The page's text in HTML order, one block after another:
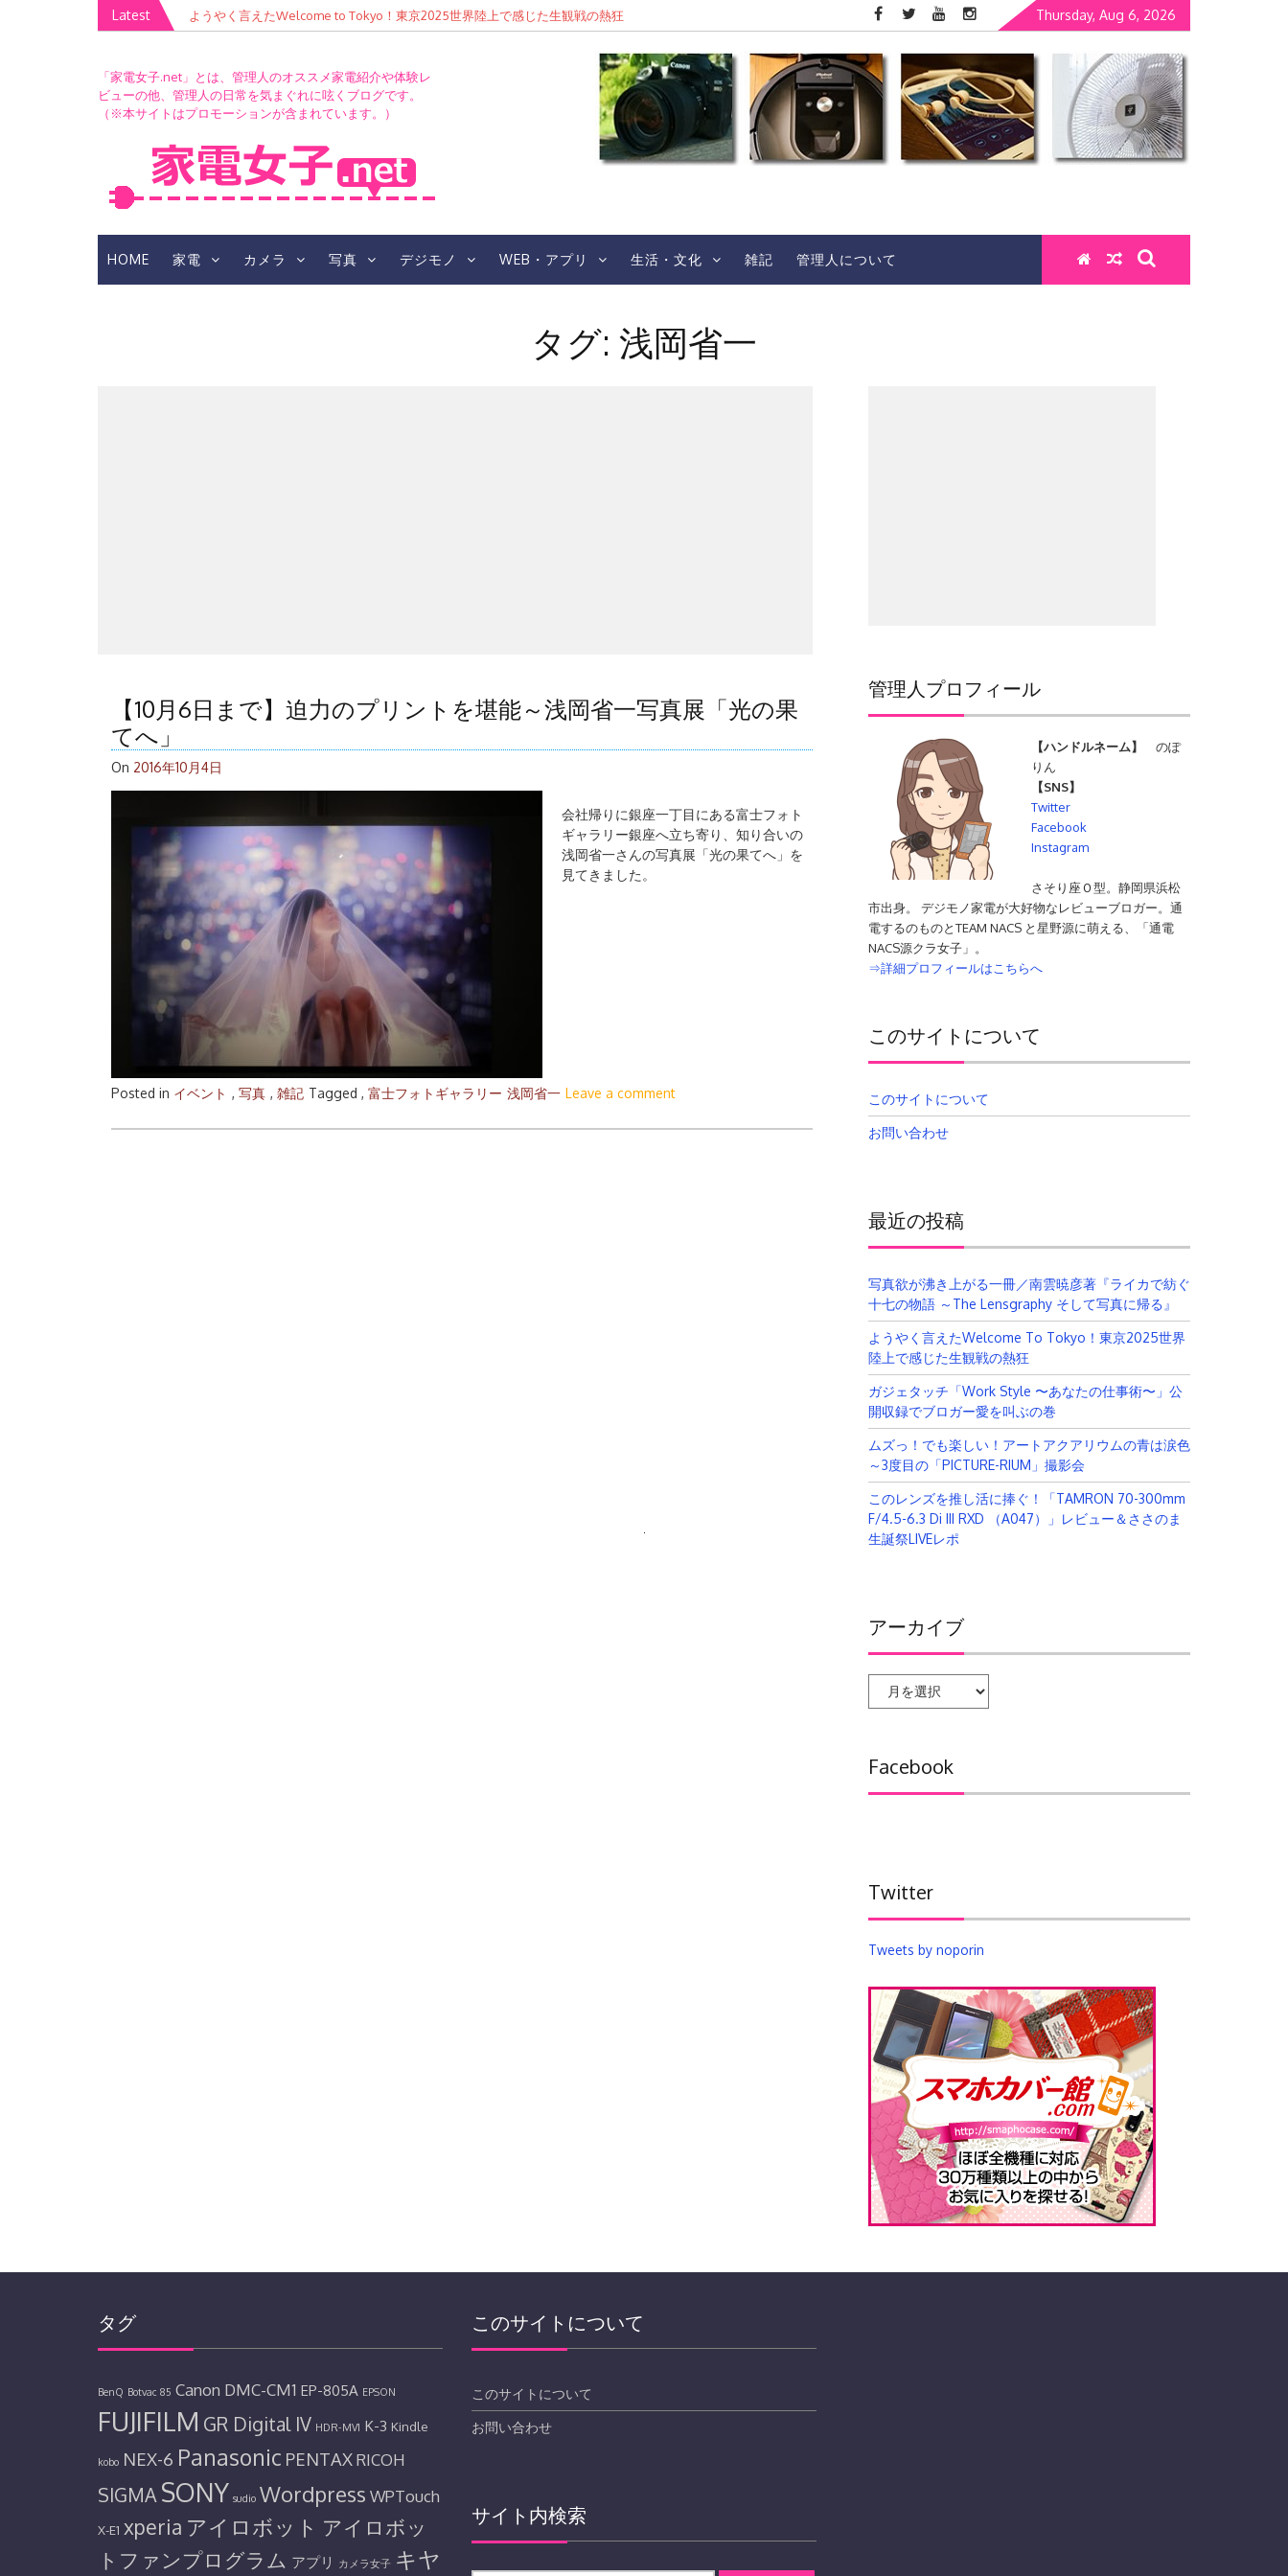
Latest ようやく言えたWelcome to Tokyo！東京2025世界陸上で感じた生観戦の熱狂 Thursday, Aug 6, 2026
「家電女子.net」とは、管理人のオススメ家電紹介や体験レ
ビューの他、管理人の日常を気まぐれに呟くブログです。
（※本サイトはプロモーションが含まれています。）
HOME 家電 カメラ 写真 デジモノ WEB・アプリ 生活・文化 雑記 管理人について
タグ: 浅岡省一
【10月6日まで】迫力のプリントを堪能～浅岡省一写真展「光の果
てへ」
On 2016年10月4日
会社帰りに銀座一丁目にある富士フォト
ギャラリー銀座へ立ち寄り、知り合いの
浅岡省一さんの写真展「光の果てへ」を
見てきました。
Posted in イベント , 写真 , 雑記 Tagged , 富士フォトギャラリー 浅岡省一 Leave a comment
管理人プロフィール
【ハンドルネーム】
のぽ
りん
【SNS】
Twitter
Facebook
Instagram
さそり座Ｏ型。静岡県浜松
市出身。 デジモノ家電が大好物なレビューブロガー。通
電するのものとTEAM NACS と星野源に萌える、「通電
NACS源クラ女子」。
⇒詳細プロフィールはこちらへ
このサイトについて
このサイトについて
お問い合わせ
最近の投稿
写真欲が沸き上がる一冊／南雲暁彦著『ライカで紡ぐ
十七の物語 ～The Lensgraphy そして写真に帰る』
ようやく言えたWelcome To Tokyo！東京2025世界
陸上で感じた生観戦の熱狂
ガジェタッチ「Work Style 〜あなたの仕事術〜」公
開収録でブロガー愛を叫ぶの巻
ムズっ！でも楽しい！アートアクアリウムの青は涙色
～3度目の「PICTURE-RIUM」撮影会
このレンズを推し活に捧ぐ！「TAMRON 70-300mm
F/4.5-6.3 Di III RXD （A047）」レビュー＆ささのま
生誕祭LIVEレポ
アーカイブ
ブ
Facebook
Twitter
Tweets by noporin
タグ
BenQ Botvac 85 Canon DMC-CM1 EP-805A EPSON
FUJIFILM GR Digital IV HDR-MV1 K-3 Kindle
kobo NEX-6 Panasonic PENTAXRICOH
SIGMA SONY sudio Wordpress WPTouch
X-E1 xperia アイロボット アイロボッ
トファンプログラム アプリ カメラ女子 キヤ
このサイトについて
このサイトについて
お問い合わせ
サイト内検索